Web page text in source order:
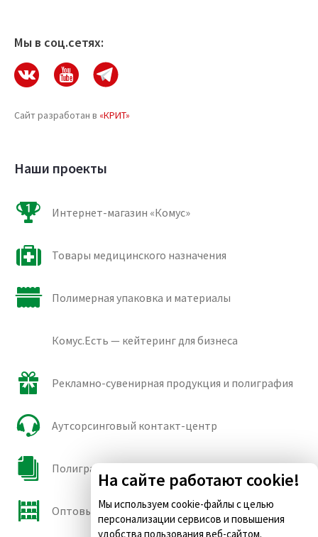
Мы в соц.сетях:
Сайт разработан в «КРИТ»
Наши проекты
Интернет-магазин «Комус»
Товары медицинского назначения
Полимерная упаковка и материалы
Комус.Есть — кейтеринг для бизнеса
Рекламно-сувенирная продукция и полиграфия
Аутсорсинговый контакт-центр
Полиграфические сорта бумаги и картона
Оптовые продажи
На сайте работают cookie!
Мы используем cookie-файлы с целью
персонализации сервисов и повышения
удобства пользования веб-сайтом.